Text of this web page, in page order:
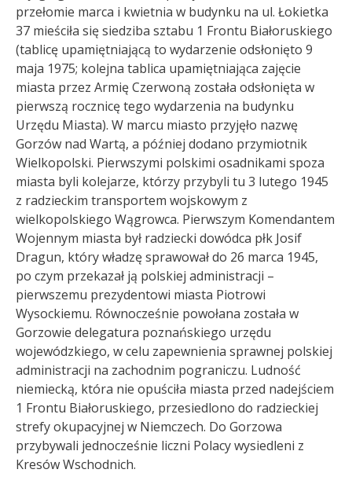
przełomie marca i kwietnia w budynku na ul. Łokietka
37 mieściła się siedziba sztabu 1 Frontu Białoruskiego
(tablicę upamiętniającą to wydarzenie odsłonięto 9
maja 1975; kolejna tablica upamiętniająca zajęcie
miasta przez Armię Czerwoną została odsłonięta w
pierwszą rocznicę tego wydarzenia na budynku
Urzędu Miasta). W marcu miasto przyjęło nazwę
Gorzów nad Wartą, a później dodano przymiotnik
Wielkopolski. Pierwszymi polskimi osadnikami spoza
miasta byli kolejarze, którzy przybyli tu 3 lutego 1945
z radzieckim transportem wojskowym z
wielkopolskiego Wągrowca. Pierwszym Komendantem
Wojennym miasta był radziecki dowódca płk Josif
Dragun, który władzę sprawował do 26 marca 1945,
po czym przekazał ją polskiej administracji –
pierwszemu prezydentowi miasta Piotrowi
Wysockiemu. Równocześnie powołana została w
Gorzowie delegatura poznańskiego urzędu
wojewódzkiego, w celu zapewnienia sprawnej polskiej
administracji na zachodnim pograniczu. Ludność
niemiecką, która nie opuściła miasta przed nadejściem
1 Frontu Białoruskiego, przesiedlono do radzieckiej
strefy okupacyjnej w Niemczech. Do Gorzowa
przybywali jednocześnie liczni Polacy wysiedleni z
Kresów Wschodnich.